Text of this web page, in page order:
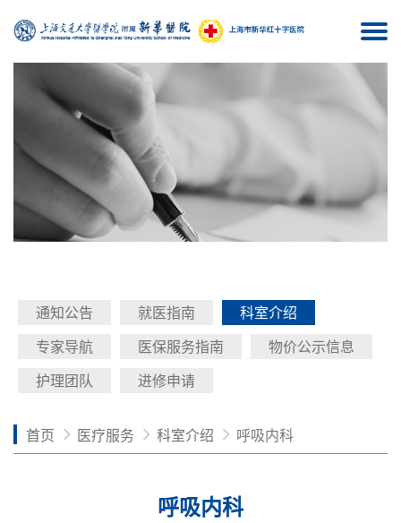
通知公告 就医指南
科室介绍
专家导航
医保服务指南
物价公示信息
护理团队
进修申请
首页 医疗服务 科室介绍 呼吸内科
呼吸内科